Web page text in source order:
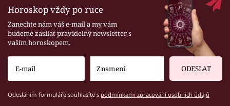
Horoskop vždy po ruce
Zanechte nám váš e-mail a my vám
budeme zasílat pravidelný newsletter s
vaším horoskopem.
ODESLAT
Odesláním formuláře souhlasíte s podmínkami zpracování osobních údajů